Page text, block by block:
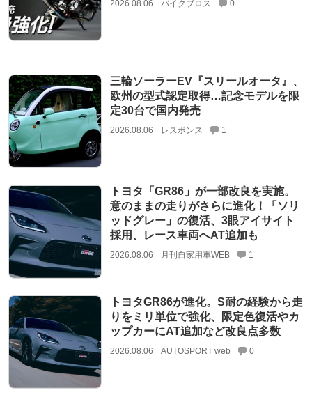
2026.08.06 バイクブロス 0
三輪ソーラーEV『スリールオータ』、
欧州の型式認定取得…記念モデルを限
定30台で国内発売
2026.08.06 レスポンス 1
トヨタ「GR86」が一部改良を実施。
意のままの走りがさらに進化！「ソリ
ッドグレー」の復活、3眼アイサイト
採用、レース車両へAT追加も
2026.08.06 月刊自家用車WEB 1
トヨタGR86が進化。S耐の経験から走
りをミリ単位で強化、限定色復活やカ
ップカーにAT追加など改良点多数
2026.08.06 AUTOSPORT web 0